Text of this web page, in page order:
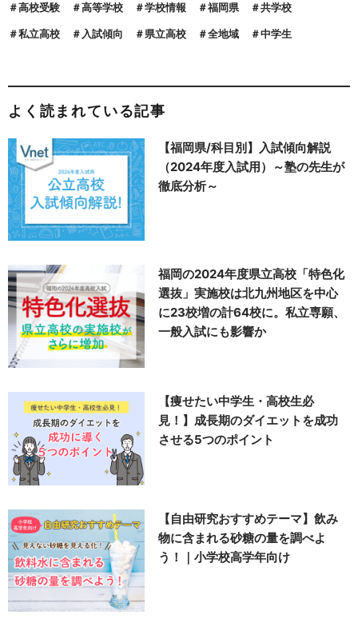
高校受験 高等学校 学校情報 福岡県 共学校
私立高校 入試傾向 県立高校 全地域 中学生
よく読まれている記事
【福岡県/科目別】入試傾向解説
（2024年度入試用）～塾の先生が
徹底分析～
福岡の2024年度県立高校「特色化
選抜」実施校は北九州地区を中心
に23校増の計64校に。私立専願、
一般入試にも影響か
【痩せたい中学生・高校生必
見！】成長期のダイエットを成功
させる5つのポイント
【自由研究おすすめテーマ】飲み
物に含まれる砂糖の量を調べよ
う！｜小学校高学年向け